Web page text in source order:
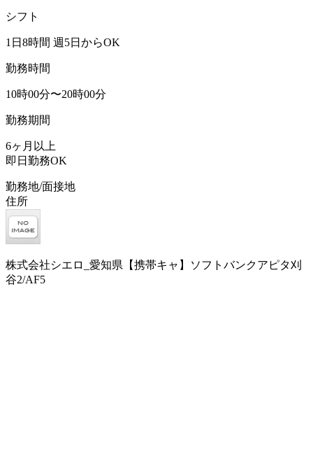
シフト
1日8時間 週5日からOK
勤務時間
10時00分〜20時00分
勤務期間
6ヶ月以上
即日勤務OK
勤務地/面接地
住所
株式会社シエロ_愛知県【携帯キャ】ソフトバンクアピタ刈
谷2/AF5